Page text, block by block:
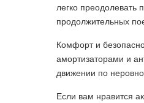
легко
продолжительных
Комфорт и
амортизаторами и
движении по
Если вам нравится